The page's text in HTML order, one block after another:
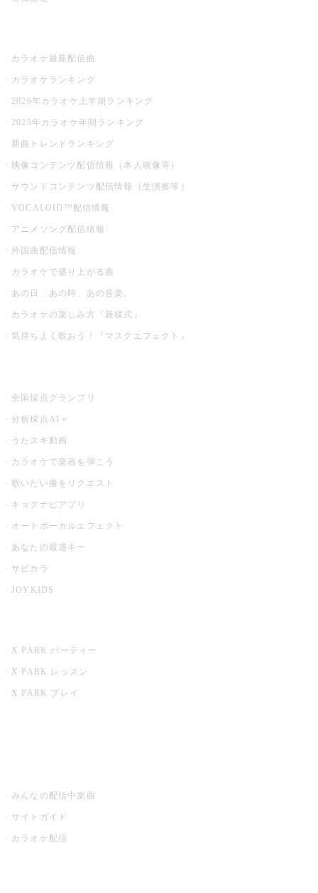
カラオケ最新配信曲
カラオケランキング
2026年カラオケ上半期ランキング
2025年カラオケ年間ランキング
新曲トレンドランキング
映像コンテンツ配信情報（本人映像等）
サウンドコンテンツ配信情報（生演奏等）
VOCALOID™配信情報
アニメソング配信情報
外国曲配信情報
カラオケで盛り上がる曲
あの日、あの時、あの音楽。
カラオケの楽しみ方『新様式』
気持ちよく歌おう！『マスクエフェクト』
全国採点グランプリ
分析採点AI＋
うたスキ動画
カラオケで楽器を弾こう
歌いたい曲をリクエスト
キョクナビアプリ
オートボーカルエフェクト
あなたの最適キー
サビカラ
JOYKIDS
X PARK パーティー
X PARK レッスン
X PARK プレイ
みんなの配信中楽曲
サイトガイド
カラオケ配信